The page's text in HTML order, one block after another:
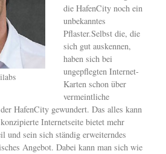
die HafenCity noch ein
unbekanntes
Pflaster.Selbst die, die
sich gut auskennen,
haben sich bei
ungepflegten Internet-
Karten schon über
vermeintliche
HafenCity gewundert. Das alles kann
Internetseite bietet mehr
und sein sich ständig erweiterndes
Angebot. Dabei kann man sich wie